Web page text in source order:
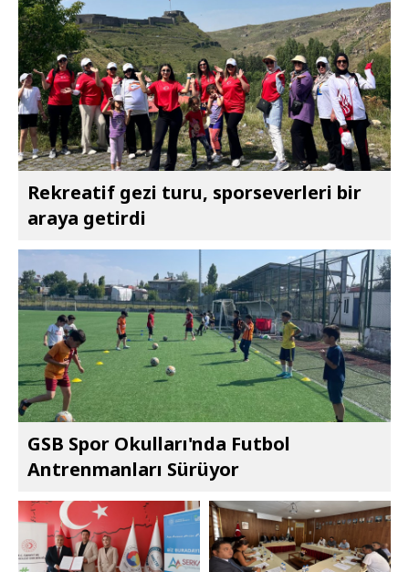
Rekreatif gezi turu, sporseverleri bir
araya getirdi
GSB Spor Okulları'nda Futbol
Antrenmanları Sürüyor